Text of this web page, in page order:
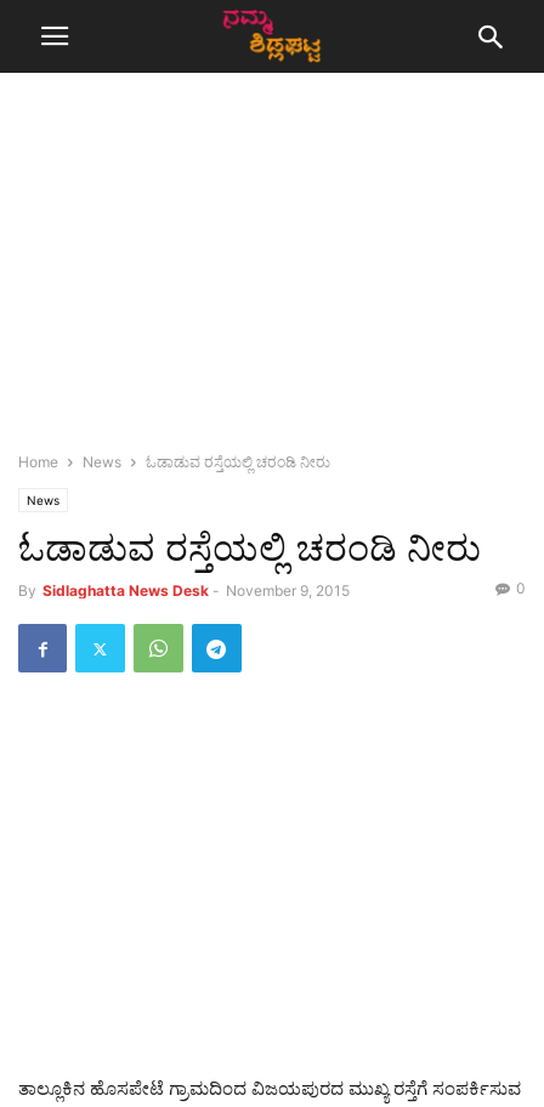
Home News ಓಡಾಡುವ ರಸ್ತೆಯಲ್ಲಿ ಚರಂಡಿ ನೀರು
News
ಓಡಾಡುವ ರಸ್ತೆಯಲ್ಲಿ ಚರಂಡಿ ನೀರು
By Sidlaghatta News Desk - November 9, 2015 0
ತಾಲ್ಲೂಕಿನ ಹೊಸಪೇಟೆ ಗ್ರಾಮದಿಂದ ವಿಜಯಪುರದ ಮುಖ್ಯ ರಸ್ತೆಗೆ ಸಂಪರ್ಕಿಸುವ